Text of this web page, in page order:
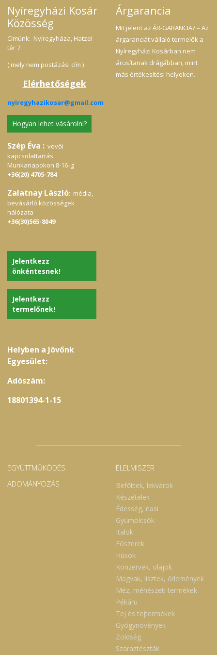
át felmosásra, bútortisztításra: 5 liter
vízhez adjunk 2-3 csepp mosogató
koncentrátumot szőnyegtisztításra:
készítsünk a mosogatószerből jól habzó
oldatot, majd a habbal jól dörzsöljük át a
tisztítandó felületet.
Nyíregyházi Kosár
Közösség
Címünk: Nyíregyháza, Hatzel
tér 7.
( mely nem postázási cím )
Elérhetőségek
nyiregyhazikosar@gmail.com
Hogyan lehet vásárolni?
Szép Éva : vevői
kapcsolattartás
Munkanapokon 8-16 ig
+36(20) 4705-784
Zalatnay László: média,
bevásárló közösségek
hálózata
+36(30)565-8049
Jelentkezz
önkéntesnek!
Jelentkezz
termelőnek!
Helyben a Jövőnk
Egyesület:
Adószám:
18801394-1-15
Árgarancia
Mit jelent az ÁR-GARANCIA? – Az
árgaranciát vállaló termelők a
Nyíregyházi Kosárban nem
árusítanak drágábban, mint
más értékesítési helyeken.
EGYÜTTMŰKÖDÉS
ADOMÁNYOZÁS
ÉLELMISZER
Befőttek, lekvárok
Készételek
Édesség, nasi
Gyümölcsök
Italok
Fűszerek
Húsok
Konzervek, olajok
Magvak, lisztek, őrlemények
Méz, méhészeti termékek
Pékáru
Tej és tejtermékek
Gyógynövények
Zöldség
Száraztészták